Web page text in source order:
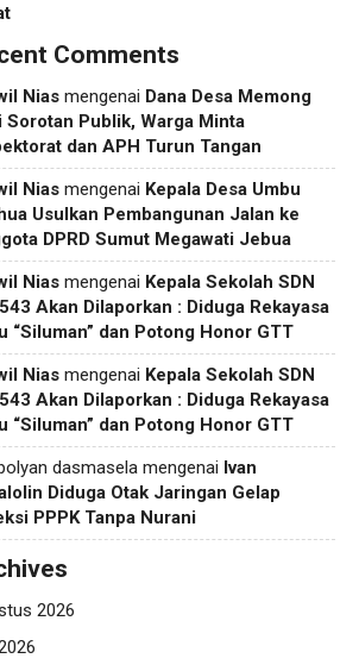
Comments
Nias mengenai Dana Desa Memong
Sorotan Publik, Warga Minta
dan APH Turun Tangan
Nias mengenai Kepala Desa Umbu
Usulkan Pembangunan Jalan ke
DPRD Sumut Megawati Jebua
Nias mengenai Kepala Sekolah SDN
Akan Dilaporkan : Diduga Rekayasa
“Siluman” dan Potong Honor GTT
Nias mengenai Kepala Sekolah SDN
Akan Dilaporkan : Diduga Rekayasa
“Siluman” dan Potong Honor GTT
dasmasela mengenai Ivan
Diduga Otak Jaringan Gelap
PPPK Tanpa Nurani
2026